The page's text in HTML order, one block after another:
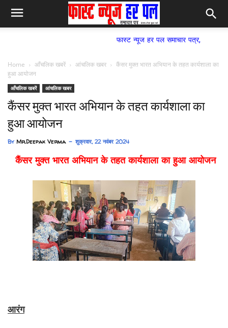
फास्ट न्यूज हर पल समाचार पत्र,
Home आँचलिक खबरें आंचलिक खबर
कैंसर मुक्त भारत अभियान के तहत कार्यशाला का
हुआ आयोजन
आँचलिक खबरें आंचलिक खबर
कैंसर मुक्त भारत अभियान के तहत कार्यशाला का
हुआ आयोजन
By Mr.Deepak Verma शुक्रवार, 22 नवंबर 2024
कैंसर मुक्त भारत अभियान के तहत कार्यशाला का हुआ आयोजन
आरंग